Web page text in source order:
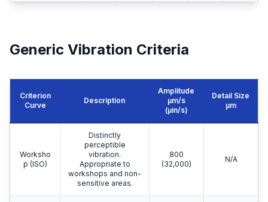
Generic Vibration Criteria
Criterion
Curve
Description
Amplitude
μm/s
(µin/s)
Detail Size
μm
Worksho
p (ISO)
Distinctly
perceptible
vibration.
Appropriate to
workshops and non-
sensitive areas.
800
(32,000)
N/A